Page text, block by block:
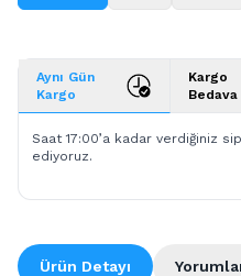
Aynı Gün
Kargo
Kargo
Bedava
Saat 17:00’a kadar verdiğiniz
ediyoruz.
Ürün Detayı